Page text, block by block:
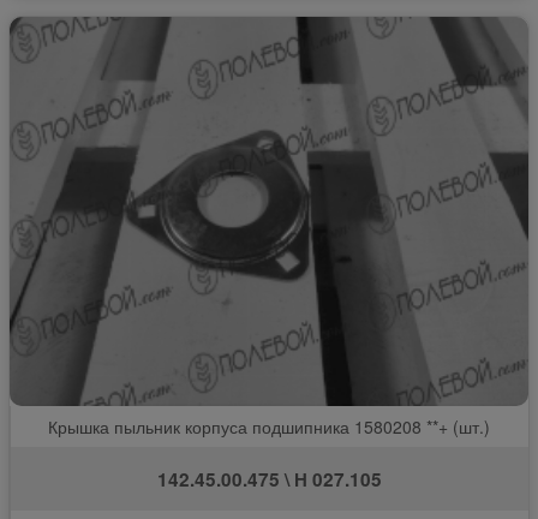
Крышка пыльник корпуса подшипника 1580208 **+ (шт.)
142.45.00.475 \ Н 027.105